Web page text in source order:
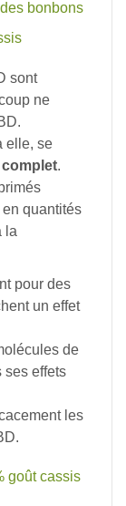
bonbons
sont
ne
elle, se
.
quantités
la
pour des
un effet
de
ses effets
les
goût cassis